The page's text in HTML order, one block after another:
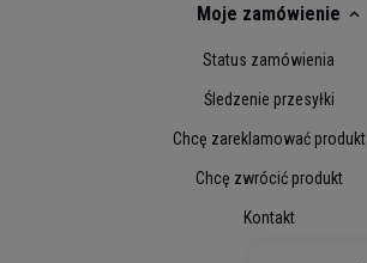
Moje zamówienie
Status zamówienia
Śledzenie przesyłki
Chcę zareklamować produkt
Chcę zwrócić produkt
Kontakt